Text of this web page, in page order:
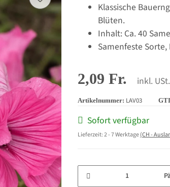
Klassische
Blüten.
Inhalt: Ca. 40
Samenfeste
2,09 Fr. inkl.
Artikelnummer: LAV03
Sofort verfügbar
Lieferzeit:2 - 7 Werktage(CH -